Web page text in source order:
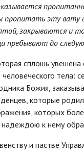
пропитать эту вату
закрываются и
пребывают до
сплошь
тела:
Божия,
которые
которых
надеждою к нему
и пастве